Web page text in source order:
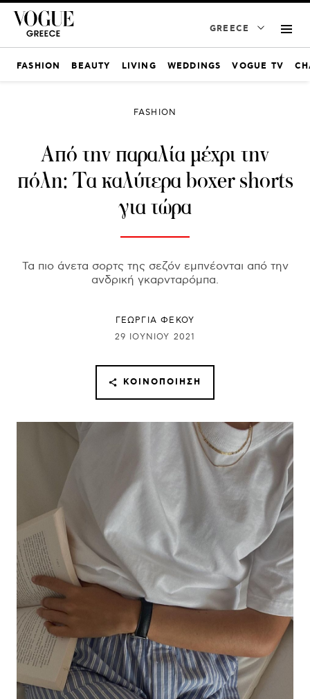
GREECE
FASHION BEAUTY LIVING WEDDINGS VOGUE TV
FASHION
Από την παραλία μέχρι την
πόλη: Τα καλύτερα boxer shorts
για τώρα
Τα πιο άνετα σορτς της σεζόν εμπνέονται από την
ανδρική γκαρνταρόμπα.
ΓΕΩΡΓΙΑ ΦΕΚΟΥ
29 ΙΟΥΝΊΟΥ 2021
ΚΟΙΝΟΠΟΊΗΣΗ